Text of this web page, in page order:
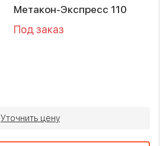
Метакон-Экспресс 110
Под заказ
Уточнить цену